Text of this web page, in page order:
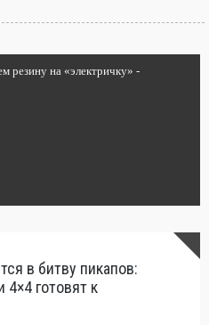
резину на «электричку» -
в битву пикапов:
готовят к